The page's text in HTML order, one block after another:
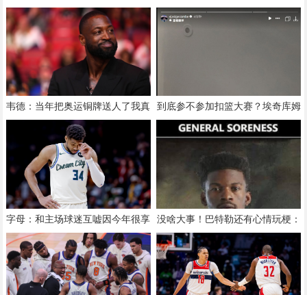
分创纪录 刷新联赛近12年单场新
高
们都知道这一路走来有多不容易
韦德：当年把奥运铜牌送人了我真
的很蠢 当时我们被灌输唯金牌论
到底参不参加扣篮大赛？埃奇库姆
刚又发文：我和马克西可能会参加
字母：和主场球迷互嘘因今年很享
受当反派 不知道能否留队
没啥大事！巴特勒还有心情玩梗：
只是全身酸痛 我很快就会回来！